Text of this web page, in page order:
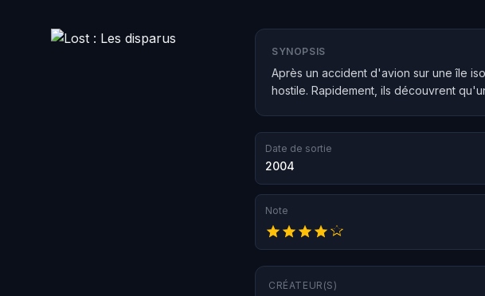
SYNOPSIS
Après un accident d'avion sur une île
hostile. Rapidement, ils découvrent
Date de sortie
2004
Note
CRÉATEUR(S)